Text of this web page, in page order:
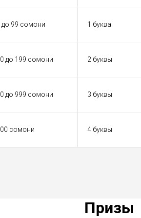
до 99 сомони 1 буква
до 199 сомони 2 буквы
до 999 сомони 3 буквы
сомони 4 буквы
Призы